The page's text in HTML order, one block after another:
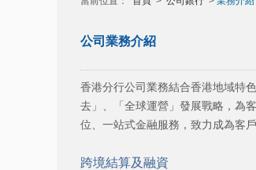
公司業務介紹
香港分行公司業務結合香港地域特
去」、「全球運營」發展戰略，為
位、一站式金融服務，致力成為客
跨境結算及融資